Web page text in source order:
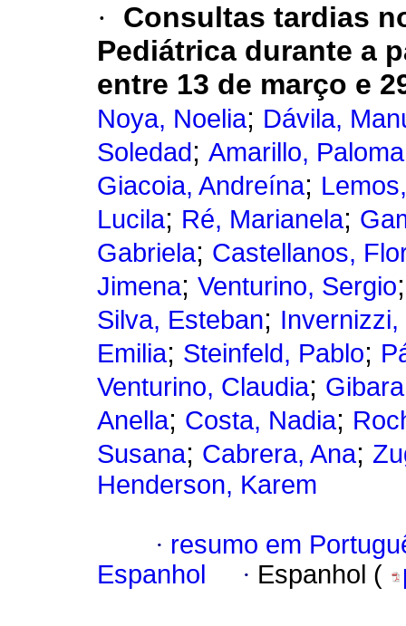
·
Consultas tardias
Pediátrica durante a
entre 13 de março e
Noya, Noelia; Dávila,
Soledad ; Amarillo, Paloma
Giacoia, Andreína;
Lucila; Ré, Marianela;
Gabriela; Castellanos,
Jimena; Venturino, Sergio
Silva, Esteban;
Emilia; Steinfeld, Pablo;
Venturino, Claudia;
Anella; Costa, Nadia;
Susana; Cabrera, Ana;
Henderson, Karem
· resumo em
Espanhol
· Espanhol (